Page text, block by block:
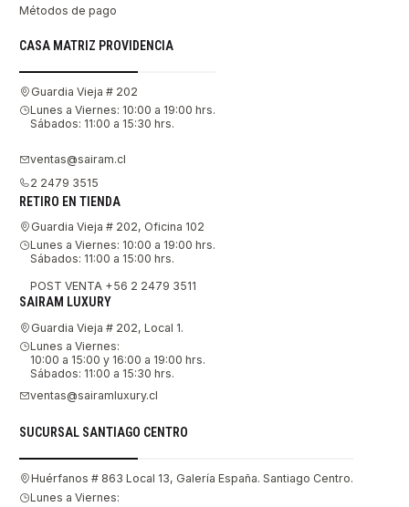
Métodos de pago
CASA MATRIZ PROVIDENCIA
Guardia Vieja # 202
Lunes a Viernes: 10:00 a 19:00 hrs.
Sábados: 11:00 a 15:30 hrs.
ventas@sairam.cl
2 2479 3515
RETIRO EN TIENDA
Guardia Vieja # 202, Oficina 102
Lunes a Viernes: 10:00 a 19:00 hrs.
Sábados: 11:00 a 15:00 hrs.
POST VENTA +56 2 2479 3511
SAIRAM LUXURY
Guardia Vieja # 202, Local 1.
Lunes a Viernes:
10:00 a 15:00 y 16:00 a 19:00 hrs.
Sábados: 11:00 a 15:30 hrs.
ventas@sairamluxury.cl
SUCURSAL SANTIAGO CENTRO
Huérfanos # 863 Local 13, Galería España. Santiago Centro.
Lunes a Viernes: